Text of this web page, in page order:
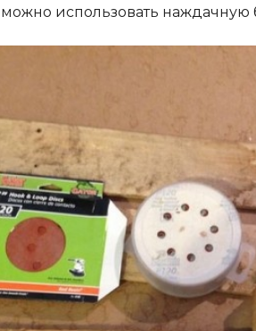
можно использовать наждачную